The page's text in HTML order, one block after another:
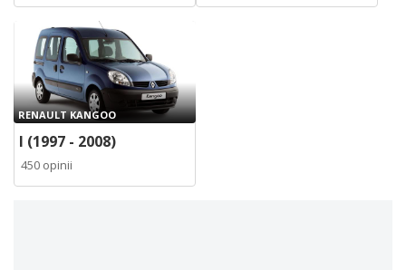
RENAULT KANGOO
I (1997 - 2008)
450 opinii